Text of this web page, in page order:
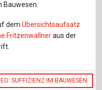
demÜbersichtsaufsatz
Fritzenwallneraus der
SUFFIZIENZ IM BAUWESEN